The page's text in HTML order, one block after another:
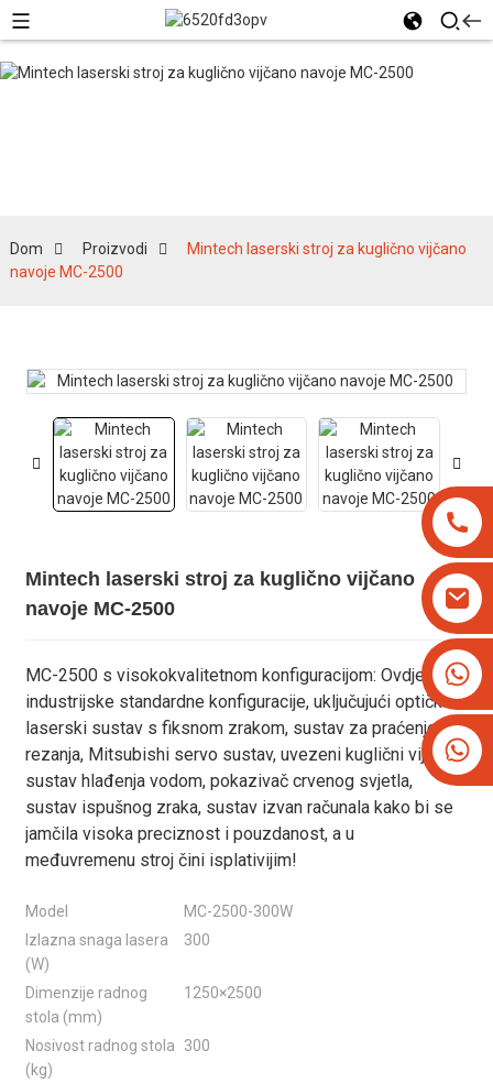
+8613825779334
+16266628193
Dom Proizvodi
Mintech laserski stroj za kuglično vijčano
navoje MC-2500
Mintech laserski stroj za kuglično vijčano
navoje MC-2500
MC-2500 s visokokvalitetnom konfiguracijom: Ovdje su
industrijske standardne konfiguracije, uključujući optički
laserski sustav s fiksnom zrakom, sustav za praćenje
rezanja, Mitsubishi servo sustav, uvezeni kuglični vijak,
sustav hlađenja vodom, pokazivač crvenog svjetla,
sustav ispušnog zraka, sustav izvan računala kako bi se
jamčila visoka preciznost i pouzdanost, a u
međuvremenu stroj čini isplativijim!
Model
MC-2500-300W
Izlazna snaga lasera
(W)
300
Dimenzije radnog
stola (mm)
1250×2500
Nosivost radnog stola
(kg)
300